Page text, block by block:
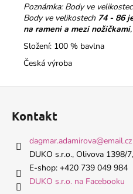
Poznámka: Body ve
Body ve velikostech 74 - 86
na rameni a mezi nožičkami
Složení: 100 % bavlna
Česká výroba
Kontakt
dagmar.adamirova@email.cz
DUKO s.r.o., Olivova 1398/
E-shop: +420 739 049 984
DUKO s.r.o. na Facebooku